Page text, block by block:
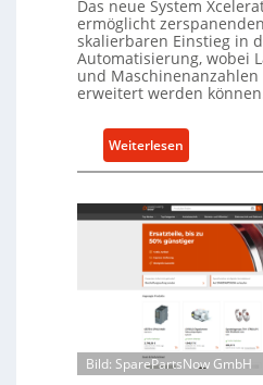
s
t
s
c
u
z
f
ü
r
i
n
i
r
Das neue System
ermöglicht
skalierbaren Einstieg in
Automatisierung, wobei
und
erweitert werden
Weiterlesen
C
l
l
n
t
w
Bild: SparePartsNow GmbH